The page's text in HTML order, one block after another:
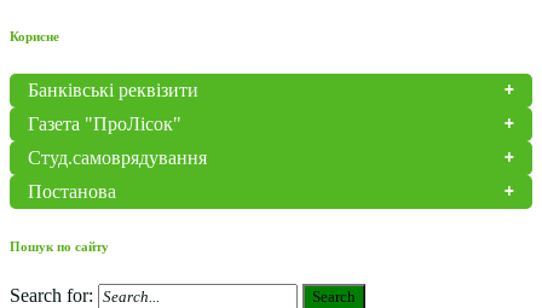
Корисне
Банківські реквізити
Газета "ПроЛісок"
Студ.самоврядування
Постанова
Пошук по сайту
Search for: Search